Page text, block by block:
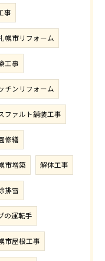
事
幌市リフォーム
工事
チンリフォーム
ファルト舗装工事
修繕
市増築 解体工事
排雪
の運転手
市屋根工事